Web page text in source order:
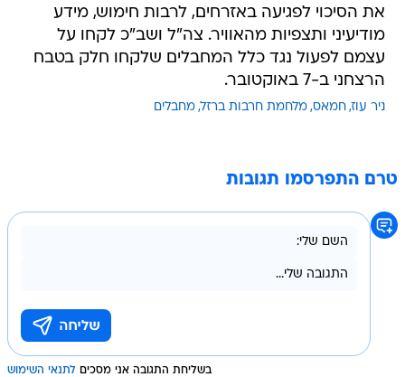
את הסיכוי לפגיעה באזרחים, לרבות חימוש, מידע
מודיעיני ותצפיות מהאוויר. צה"ל ושב"כ לקחו על
עצמם לפעול נגד כלל המחבלים שלקחו חלק בטבח
הרצחני ב-7 באוקטובר.
ניר עוז חמאס מלחמת חרבות ברזל מחבלים
טרם התפרסמו תגובות
בשליחת התגובה אני מסכים לתנאי השימוש